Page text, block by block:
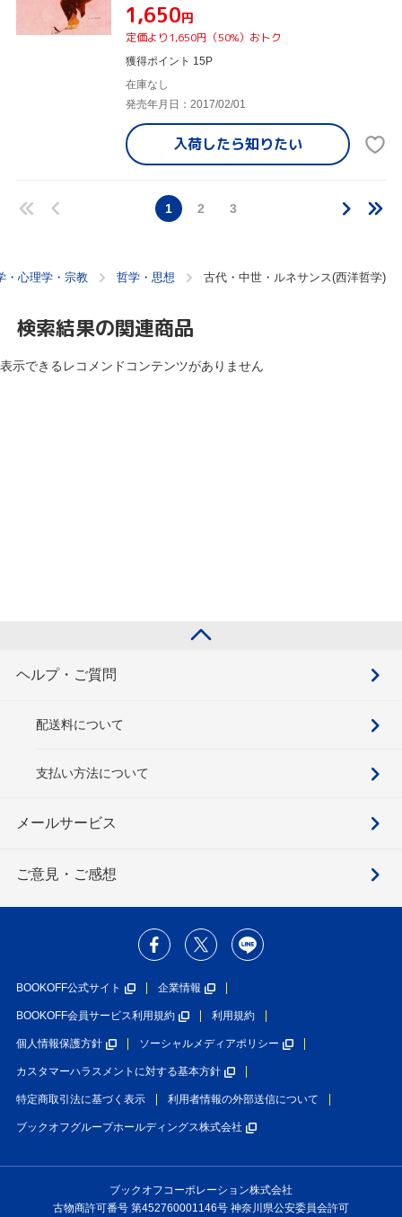
¥1,650円
定価より1,650円（50%）おトク
獲得ポイント 15P
在庫なし
発売年月日：2017/02/01
入荷したら知りたい
1 2 3
・心理学・宗教 哲学・思想 古代・中世・ルネサンス(西洋哲学)
検索結果の関連商品
表示できるレコメンドコンテンツがありません
ヘルプ・ご質問
配送料について
支払い方法について
メールサービス
ご意見・ご感想
BOOKOFF公式サイト 企業情報
BOOKOFF会員サービス利用規約 利用規約
個人情報保護方針 ソーシャルメディアポリシー
カスタマーハラスメントに対する基本方針
特定商取引法に基づく表示 利用者情報の外部送信について
ブックオフグループホールディングス株式会社
ブックオフコーポレーション株式会社
古物商許可番号 第452760001146号 神奈川県公安委員会許可